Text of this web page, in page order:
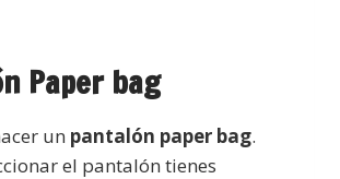
Paper bag
un pantalón paper bag.
el pantalón tienes